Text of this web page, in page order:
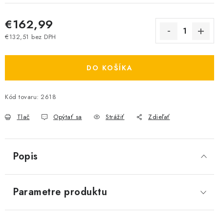
€162,99
€132,51 bez DPH
DO KOŠÍKA
Kód tovaru: 2618
Tlač Opýtať sa Strážiť Zdieľať
Popis
Parametre produktu